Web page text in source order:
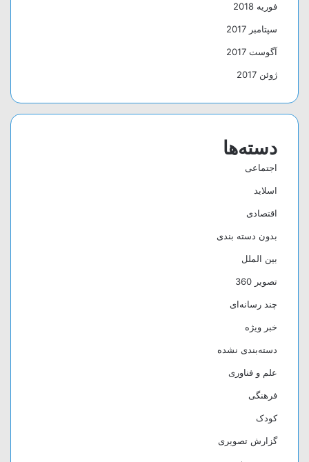
فوریه 2018
سپتامبر 2017
آگوست 2017
ژوئن 2017
دسته‌ها
اجتماعی
اسلاید
اقتصادی
بدون دسته بندی
بین الملل
تصویر 360
چند رسانه‌ای
خبر ویژه
دسته‌بندی نشده
علم و فناوری
فرهنگی
کودک
گزارش تصویری